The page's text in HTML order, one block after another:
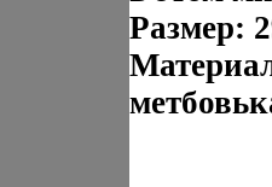
Размер: